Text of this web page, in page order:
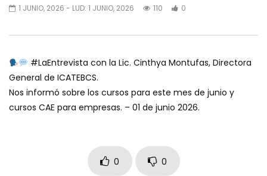
1 JUNIO, 2026 - LUD: 1 JUNIO, 2026 110 0
#LaEntrevista con la Lic. Cinthya Montufas, Directora
General de ICATEBCS.
Nos informó sobre los cursos para este mes de junio y
cursos CAE para empresas. – 01 de junio 2026.
0 0